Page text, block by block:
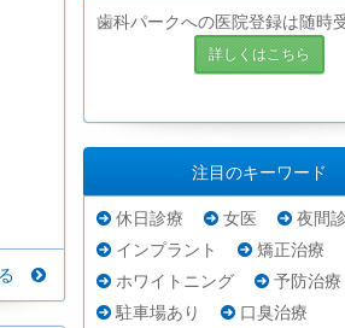
歯科パークへの医院登録は随時
詳しくはこちら
注目のキーワード
休日診療 女医
夜間
インプラント
矯正治療
ホワイトニング
予防治療
駐車場あり
口臭治療